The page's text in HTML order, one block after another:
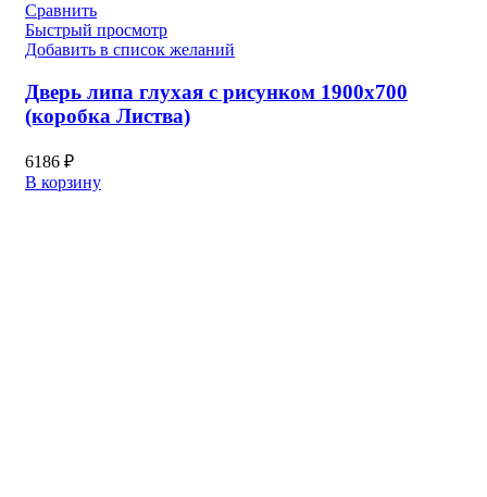
Сравнить
Быстрый просмотр
Добавить в список желаний
Дверь липа глухая с рисунком 1900х700
(коробка Листва)
6186 ₽
В корзину